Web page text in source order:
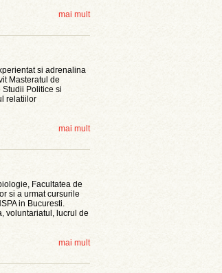
mai mult
si adrenalina
Masteratul de
Politice si
relatiilor
mai mult
Facultatea de
si a urmat cursurile
in Bucuresti.
voluntariatul, lucrul de
mai mult